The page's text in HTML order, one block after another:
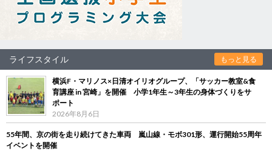
ライフスタイル もっと見る
横浜F・マリノス×日清オイリオグループ、「サッカー教室&食
育講座 in 宮崎」を開催 小学1年生～3年生の身体づくりをサ
ポート
2026年8月6日
55年間、京の街を走り続けてきた車両 嵐山線・モボ301形、運行開始55周年
イベントを開催